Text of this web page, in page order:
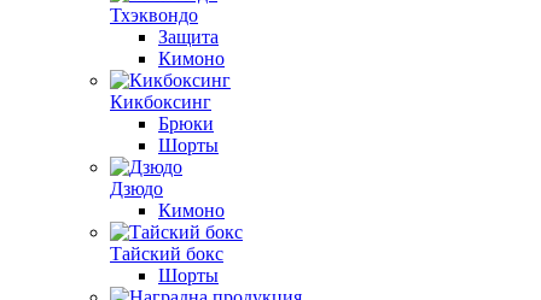
Тхэквондо
Защита
Кимоно
Кикбоксинг
Брюки
Шорты
Дзюдо
Кимоно
Тайский бокс
Шорты